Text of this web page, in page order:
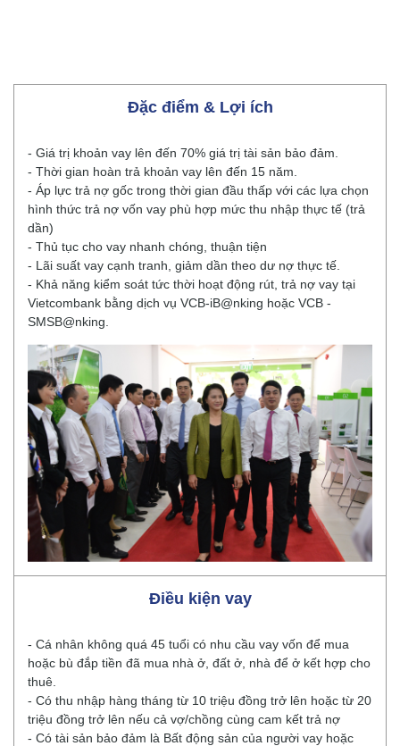
Đặc điểm & Lợi ích
- Giá trị khoản vay lên đến 70% giá trị tài sản bảo đảm.
- Thời gian hoàn trả khoản vay lên đến 15 năm.
- Áp lực trả nợ gốc trong thời gian đầu thấp với các lựa chọn
hình thức trả nợ vốn vay phù hợp mức thu nhập thực tế (trả
dần)
- Thủ tục cho vay nhanh chóng, thuận tiện
- Lãi suất vay cạnh tranh, giảm dần theo dư nợ thực tế.
- Khả năng kiểm soát tức thời hoạt động rút, trả nợ vay tại
Vietcombank bằng dịch vụ VCB-iB@nking hoặc VCB -
SMSB@nking.
Điều kiện vay
- Cá nhân không quá 45 tuổi có nhu cầu vay vốn để mua
hoặc bù đắp tiền đã mua nhà ở, đất ở, nhà để ở kết hợp cho
thuê.
- Có thu nhập hàng tháng từ 10 triệu đồng trở lên hoặc từ 20
triệu đồng trở lên nếu cả vợ/chồng cùng cam kết trả nợ
- Có tài sản bảo đảm là Bất động sản của người vay hoặc